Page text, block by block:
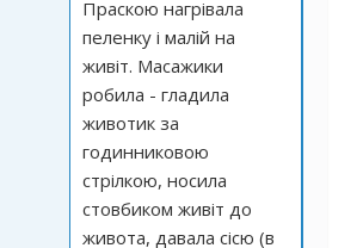
Праскою нагрівала
пеленку і малій на
живіт. Масажики
робила - гладила
животик за
годинниковою
стрілкою, носила
стовбиком живіт до
живота, давала сісю (в